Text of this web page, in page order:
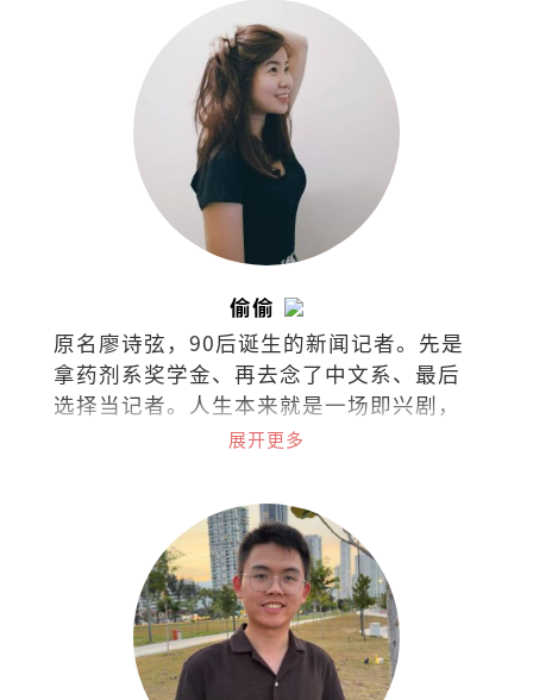
偷偷
原名廖诗弦，90后诞生的新闻记者。先是
拿药剂系奖学金、再去念了中文系、最后
选择当记者。人生本来就是一场即兴剧，
无需固定脚本，只需勇气和创造力。
展开更多